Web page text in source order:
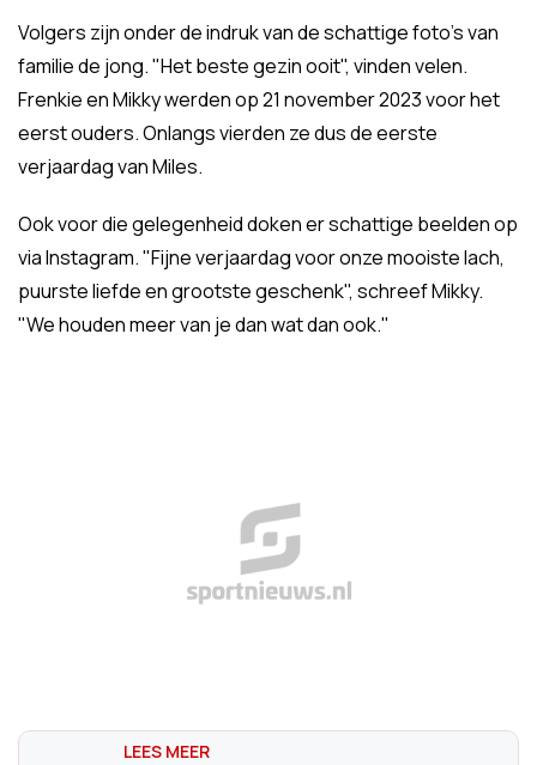
Volgers zijn onder de indruk van de schattige foto's van
familie de jong. "Het beste gezin ooit", vinden velen.
Frenkie en Mikky werden op 21 november 2023 voor het
eerst ouders. Onlangs vierden ze dus de eerste
verjaardag van Miles.
Ook voor die gelegenheid doken er schattige beelden op
via Instagram. "Fijne verjaardag voor onze mooiste lach,
puurste liefde en grootste geschenk", schreef Mikky.
"We houden meer van je dan wat dan ook."